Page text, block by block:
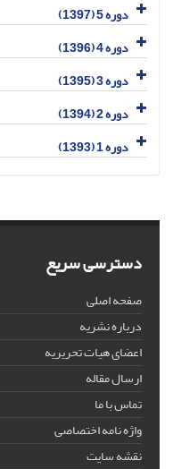
دوره 5 (1397)
دوره 4 (1396)
دوره 3 (1395)
دوره 2 (1394)
دوره 1 (1393)
دسترسی سریع
صفحه اصلی
درباره نشریه
اعضای هیات تحریریه
ارسال مقاله
تماس با ما
واژه نامه اختصاصی
نقشه سایت